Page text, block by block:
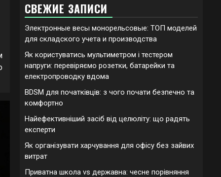
СВЕЖИЕ ЗАПИСИ
Электронные весы монорельсовые: ТОП моделей
для складского учета и производства
Як користуватись мультиметром і тестером
напруги: перевіряємо розетки, батарейки та
електропроводку вдома
BDSM для початківців: з чого почати безпечно та
комфортно
Найефективніший засіб від целюліту: що радять
експерти
Як організувати харчування для офісу без зайвих
витрат
Приватна школа vs державна: чесне порівняння